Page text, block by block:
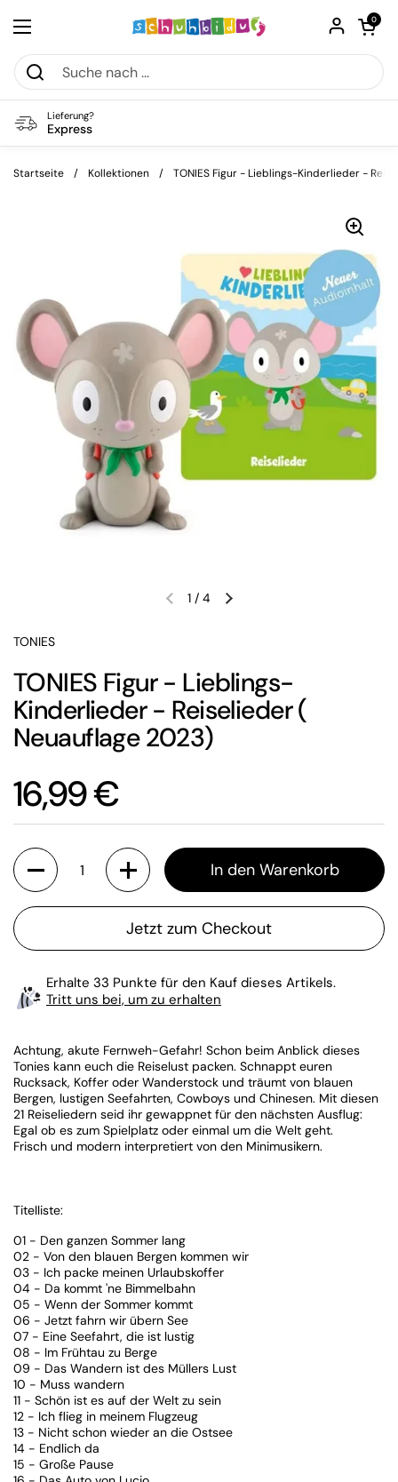
Menü öffnen
Warenkorb
0
Lieferung?
Express
Startseite / Kollektionen / TONIES Figur - Lieblings-Kinderlieder -
Vorherige FolieNächste Folie
1 / 4
TONIES
TONIES Figur - Lieblings-
Kinderlieder - Reiselieder (
Neuauflage 2023)
Preis:
16,99 €
Anzahl
In den Warenkorb
Jetzt zum Checkout
Erhalte 33 Punkte für den Kauf dieses Artikels.
Tritt uns bei, um zu erhalten
Achtung, akute Fernweh-Gefahr! Schon beim Anblick dieses
Tonies kann euch die Reiselust packen. Schnappt euren
Rucksack, Koffer oder Wanderstock und träumt von blauen
Bergen, lustigen Seefahrten, Cowboys und Chinesen. Mit diesen
21 Reiseliedern seid ihr gewappnet für den nächsten Ausflug:
Egal ob es zum Spielplatz oder einmal um die Welt geht.
Frisch und modern interpretiert von den Minimusikern.
Titelliste:
01 - Den ganzen Sommer lang
02 - Von den blauen Bergen kommen wir
03 - Ich packe meinen Urlaubskoffer
04 - Da kommt 'ne Bimmelbahn
05 - Wenn der Sommer kommt
06 - Jetzt fahrn wir übern See
07 - Eine Seefahrt, die ist lustig
08 - Im Frühtau zu Berge
09 - Das Wandern ist des Müllers Lust
10 - Muss wandern
11 - Schön ist es auf der Welt zu sein
12 - Ich flieg in meinem Flugzeug
13 - Nicht schon wieder an die Ostsee
14 - Endlich da
15 - Große Pause